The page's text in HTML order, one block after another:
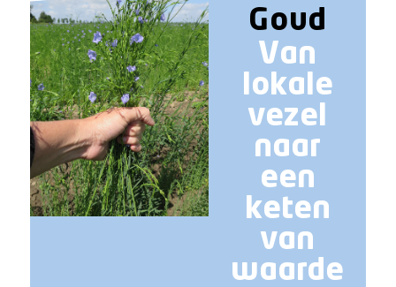
Goud
Van
lokale
vezel
naar
een
keten
van
waarde